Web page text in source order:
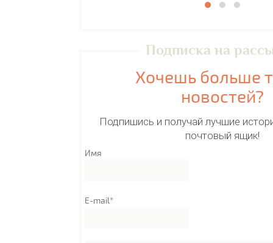
Подписка на
Хочешь больше
новостей?
Подпишись и получай лучшие
почтовый ящик!
Имя
E-mail*